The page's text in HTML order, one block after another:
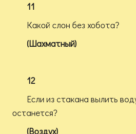
11
Какой слон без хобота?
(Шахматный)
12
Если из стакана вылить
останется?
(Воздух)